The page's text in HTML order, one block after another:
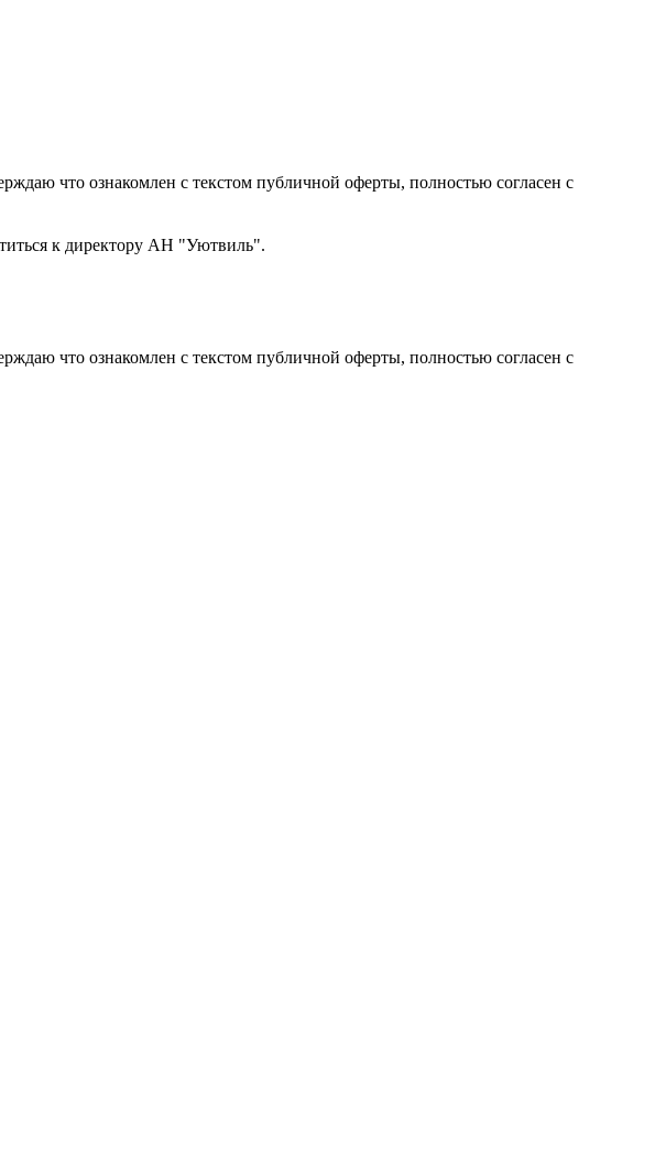
что ознакомлен с текстом публичной оферты, полностью согласен с
к директору АН "Уютвиль".
что ознакомлен с текстом публичной оферты, полностью согласен с